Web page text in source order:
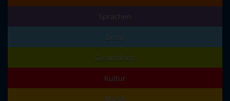
Sprachen
Beruf
Gesundheit
Kultur
Musik